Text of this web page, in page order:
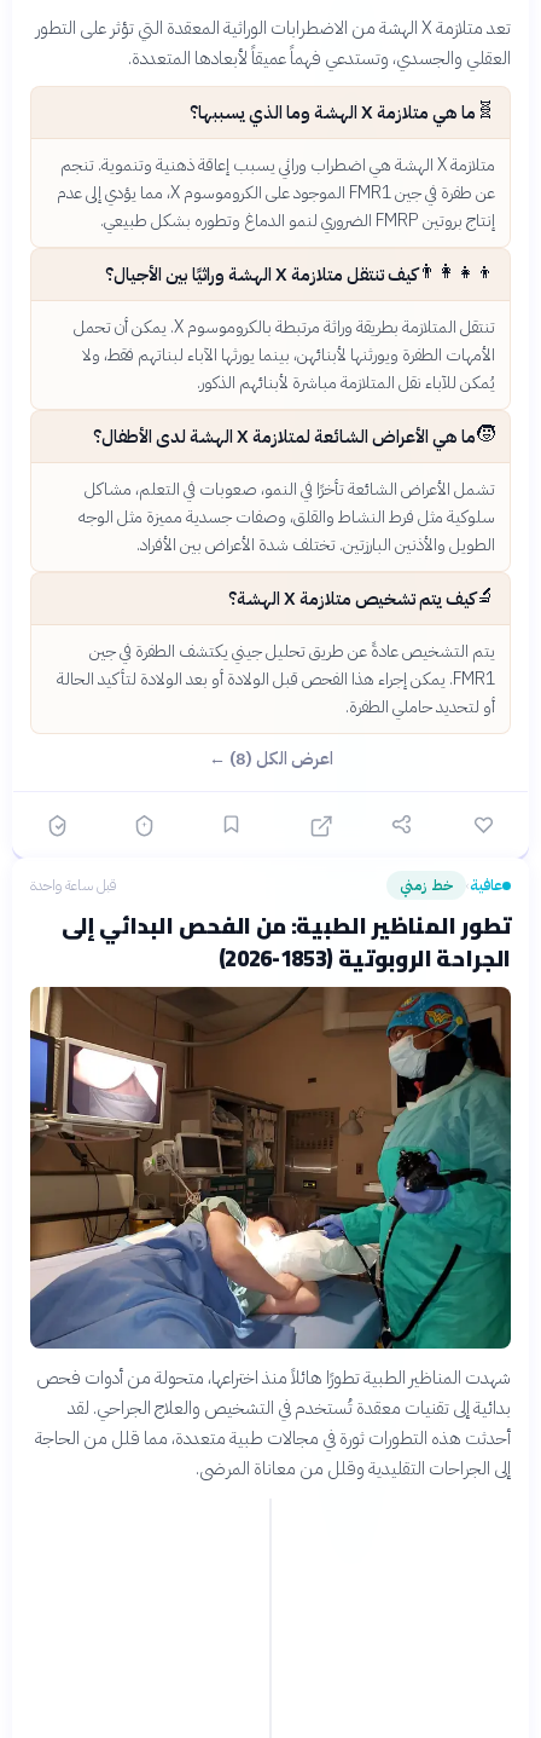
تعد متلازمة X الهشة من الاضطرابات الوراثية المعقدة التي تؤثر على التطور
العقلي والجسدي، وتستدعي فهماً عميقاً لأبعادها المتعددة.
🧬 ما هي متلازمة X الهشة وما الذي يسببها؟
متلازمة X الهشة هي اضطراب وراثي يسبب إعاقة ذهنية وتنموية. تنجم
عن طفرة في جين FMR1 الموجود على الكروموسوم X، مما يؤدي إلى عدم
إنتاج بروتين FMRP الضروري لنمو الدماغ وتطوره بشكل طبيعي.
👨‍👩‍👧‍👦كيف تنتقل متلازمة X الهشة وراثيًا بين الأجيال؟
تنتقل المتلازمة بطريقة وراثة مرتبطة بالكروموسوم X. يمكن أن تحمل
الأمهات الطفرة ويورثنها لأبنائهن، بينما يورثها الآباء لبناتهم فقط، ولا
يُمكن للآباء نقل المتلازمة مباشرة لأبنائهم الذكور.
🧒ما هي الأعراض الشائعة لمتلازمة X الهشة لدى الأطفال؟
تشمل الأعراض الشائعة تأخرًا في النمو، صعوبات في التعلم، مشاكل
سلوكية مثل فرط النشاط والقلق، وصفات جسدية مميزة مثل الوجه
الطويل والأذنين البارزتين. تختلف شدة الأعراض بين الأفراد.
🔬كيف يتم تشخيص متلازمة X الهشة؟
يتم التشخيص عادةً عن طريق تحليل جيني يكتشف الطفرة في جين
FMR1. يمكن إجراء هذا الفحص قبل الولادة أو بعد الولادة لتأكيد الحالة
أو لتحديد حاملي الطفرة.
اعرض الكل (8) ←
عافية› خط زمني قبل ساعة واحدة
تطور المناظير الطبية: من الفحص البدائي إلى
الجراحة الروبوتية (1853-2026)
شهدت المناظير الطبية تطورًا هائلاً منذ اختراعها، متحولة من أدوات فحص
بدائية إلى تقنيات معقدة تُستخدم في التشخيص والعلاج الجراحي. لقد
أحدثت هذه التطورات ثورة في مجالات طبية متعددة، مما قلل من الحاجة
إلى الجراحات التقليدية وقلل من معاناة المرضى.